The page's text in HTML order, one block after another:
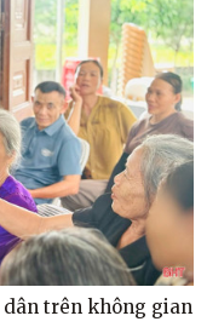
dân trên không gian